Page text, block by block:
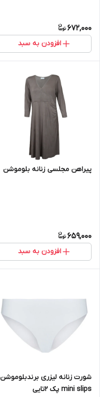
672,000
افزودن به سبد
پیراهن مجلسی زنانه بلوموشن
659,000
افزودن به سبد
شورت زنانه لیزری برندبلوموشن
mini slips پک 2تایی